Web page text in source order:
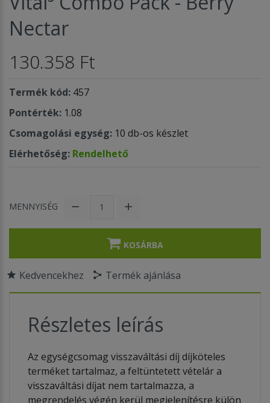
Nectar
130.358 Ft
Termék kód: 457
Pontérték: 1.08
Csomagolási egység: 10 db-os készlet
Elérhetőség: Rendelhető
MENNYISÉG
KOSÁRBA
Kedvencekhez Termék ajánlása
Részletes leírás
Az egységcsomag visszaváltási díj díjköteles
terméket tartalmaz, a feltüntetett vételár a
visszaváltási díjat nem tartalmazza, a
megrendelés végén kerül megjelenítésre külön